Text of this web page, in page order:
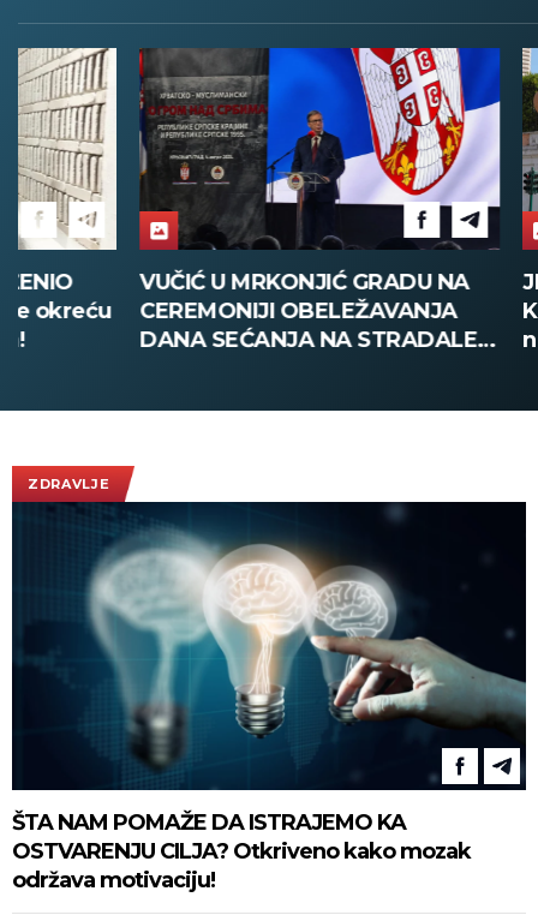
VUČIĆ U MRKONJIĆ GRADU NA
CEREMONIJI OBELEŽAVANJA
DANA SEĆANJA NA STRADALE:
JEDINI PUT
nastavljeni
ZDRAVLJE
ŠTA NAM POMAŽE DA ISTRAJEMO KA
OSTVARENJU CILJA? Otkriveno kako mozak
održava motivaciju!